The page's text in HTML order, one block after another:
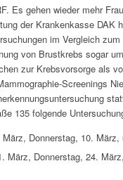
Es gehen wieder mehr
der Krankenkasse DAK
im Vergleich
von Brustkrebs sogar
zur Krebsvorsorge als
Screenings
135 folgende
Donnerstag, 10.
März, Donnerstag, 24.